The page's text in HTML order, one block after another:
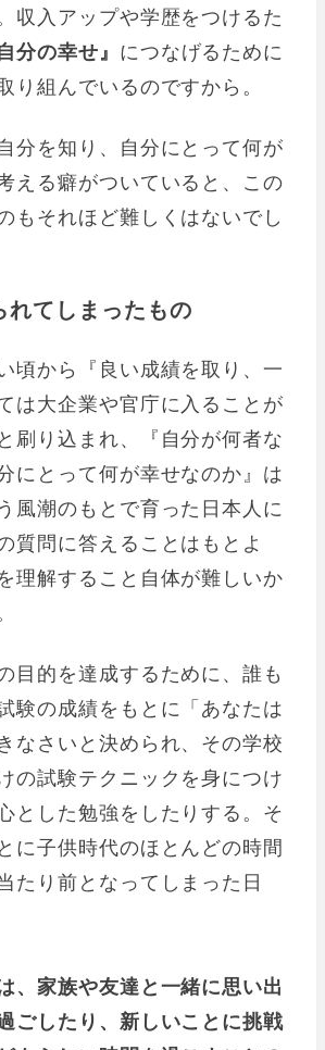
収入アップや学歴をつけるた
自分の幸せ』 につなげるために
り組んでいるのですから。
分を知り、自分にとって何が
える癖がついていると、この
もそれほど難しくはないでし
れてしまったもの
頃から『良い成績を取り、一
は大企業や官庁に入ることが
刷り込まれ、『自分が何者な
にとって何が幸せなのか』は
風潮のもとで育った日本人に
質問に答えることはもとよ
理解すること自体が難しいか
目的を達成するために、誰も
験の成績をもとに「あなたは
なさいと決められ、その学校
の試験テクニックを身につけ
とした勉強をしたりする。そ
に子供時代のほとんどの時間
たり前となってしまった日
、家族や友達と一緒に思い出
ごしたり、新しいことに挑戦